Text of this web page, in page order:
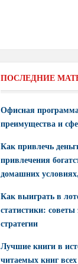
ПОСЛЕДНИЕ
Офисная
преимущества и
Как привлечь
привлечения
домашних
Как выиграть в
статистики:
стратегии
Лучшие книги в
читаемых книг